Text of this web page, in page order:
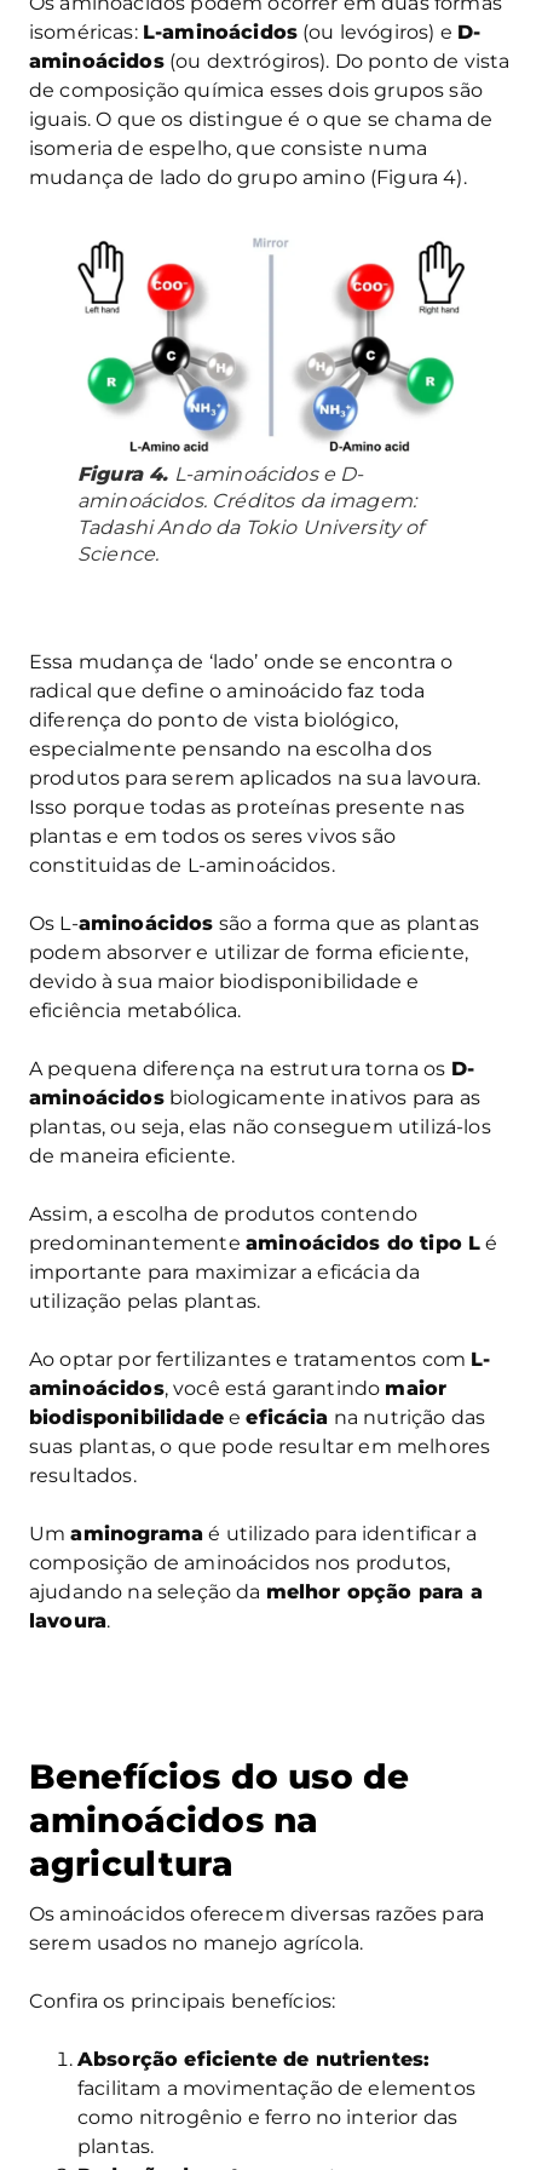
isoméricas: L-aminoácidos (ou levógiros) e D-
aminoácidos(ou dextrógiros). Do ponto de vista
de composição química esses dois grupos são
iguais. O que os distingue é o que se chama de
isomeria de espelho, que consiste numa
mudança de lado do grupo amino (Figura 4).
Figura 4. L-aminoácidos e D-
aminoácidos. Créditos da imagem:
Tadashi Ando da Tokio University of
Science.
Essa mudança de ‘lado’ onde se encontra o
radical que define o aminoácido faz toda
diferença do ponto de vista biológico,
especialmente pensando na escolha dos
produtos para serem aplicados na sua lavoura.
Isso porque todas as proteínas presente nas
plantas e em todos os seres vivos são
constituidas de L-aminoácidos.
Os L-aminoácidos são a forma que as plantas
podem absorver e utilizar de forma eficiente,
devido à sua maior biodisponibilidade e
eficiência metabólica.
A pequena diferença na estrutura torna os D-
aminoácidosbiologicamente inativos para as
plantas, ou seja, elas não conseguem utilizá-los
de maneira eficiente.
Assim, a escolha de produtos contendo
predominantemente aminoácidos do tipo L é
importante para maximizar a eficácia da
utilização pelas plantas.
Ao optar por fertilizantes e tratamentos com L-
aminoácidos, você está garantindo maior
biodisponibilidadeeeficácia na nutrição das
suas plantas, o que pode resultar em melhores
resultados.
Umaminograma é utilizado para identificar a
composição de aminoácidos nos produtos,
ajudando na seleção da melhor opção para a
lavoura.
Benefícios do uso de
aminoácidos na
agricultura
Os aminoácidos oferecem diversas razões para
serem usados no manejo agrícola.
Confira os principais benefícios:
Absorção eficiente de nutrientes:
facilitam a movimentação de elementos
como nitrogênio e ferro no interior das
plantas.